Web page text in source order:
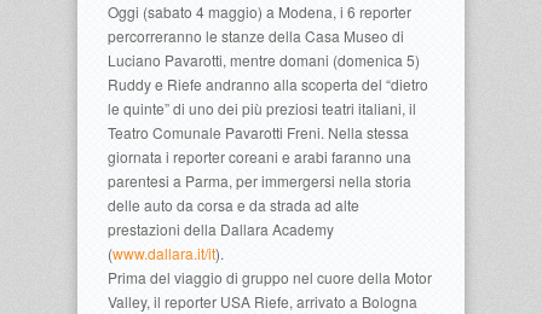
Oggi (sabato 4 maggio) a Modena, i 6 reporter
percorreranno le stanze della Casa Museo di
Luciano Pavarotti, mentre domani (domenica 5)
Ruddy e Riefe andranno alla scoperta del “dietro
le quinte” di uno dei più preziosi teatri italiani, il
Teatro Comunale Pavarotti Freni. Nella stessa
giornata i reporter coreani e arabi faranno una
parentesi a Parma, per immergersi nella storia
delle auto da corsa e da strada ad alte
prestazioni della Dallara Academy
(www.dallara.it/it).
Prima del viaggio di gruppo nel cuore della Motor
Valley, il reporter USA Riefe, arrivato a Bologna